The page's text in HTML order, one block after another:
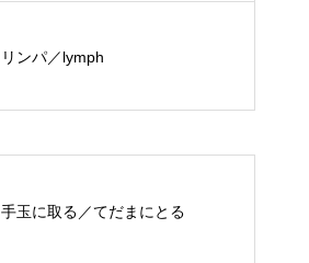
リンパ／lymph
手玉に取る／てだまにとる